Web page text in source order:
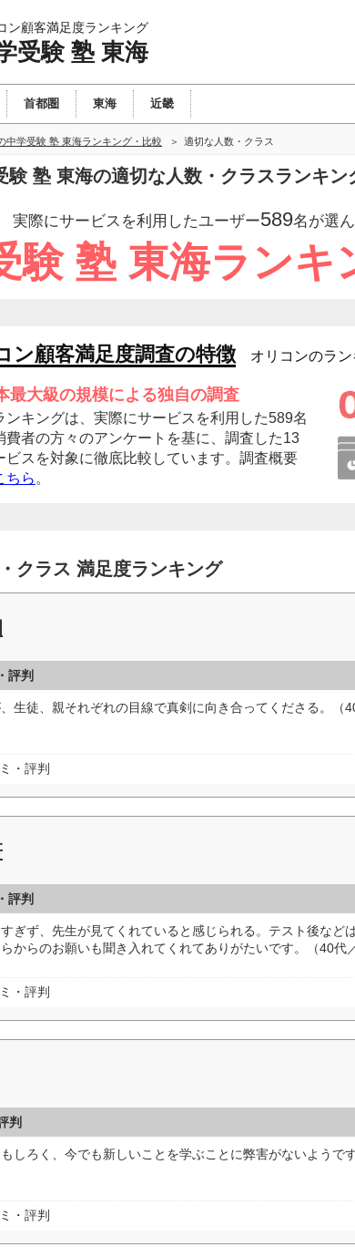
ン顧客満足度ランキング
受験 塾 東海
首都圏 東海 近畿
中学受験 塾 東海ランキング・比較 適切な人数・クラス
験 塾 東海の適切な人数・クラスランキン
実際にサービスを利用したユーザー589名が選
験 塾 東海ランキ
ン顧客満足度調査の特徴 オリコンのラ
最大級の規模による独自の調査
ンキングは、実際にサービスを利用した589名
費者の方々のアンケートを基に、調査した13
ビスを対象に徹底比較しています。調査概要
ちら 。
クラス 満足度ランキング
評判
生徒、親それぞれの目線で真剣に向き合ってくださる。（
・評判
評判
ぎず、先生が見てくれていると感じられる。テスト後など
からのお願いも聞き入れてくれてありがたいです。（40代
・評判
判
しろく、今でも新しいことを学ぶことに弊害がないようで
・評判